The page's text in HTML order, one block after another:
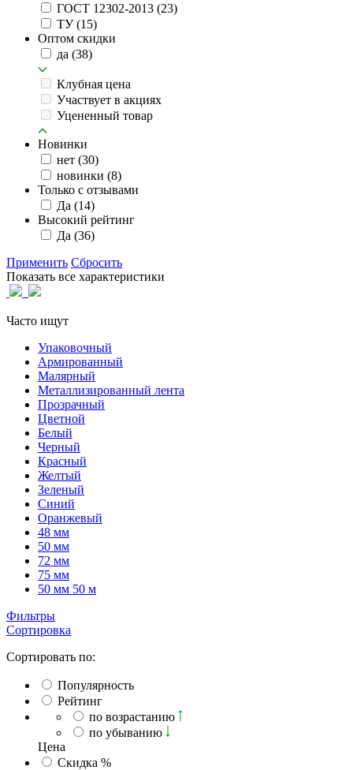
ГОСТ 12302-2013 (23)
ТУ(15)
Оптом скидки
да (38)
Клубная цена
Участвует в акциях
Уцененный товар
Новинки
нет (30)
новинки (8)
Только с отзывами
Да (14)
Высокий рейтинг
Да (36)
Применить Сбросить
Показать все характеристики
Часто ищут
Упаковочный
Армированный
Малярный
Металлизированный лента
Прозрачный
Цветной
Белый
Черный
Красный
Желтый
Зеленый
Синий
Оранжевый
48 мм
50 мм
72 мм
75 мм
50 мм 50 м
Фильтры
Сортировка
Сортировать по:
Популярность
Рейтинг
по возрастанию
по убыванию
Ценa
Скидка %